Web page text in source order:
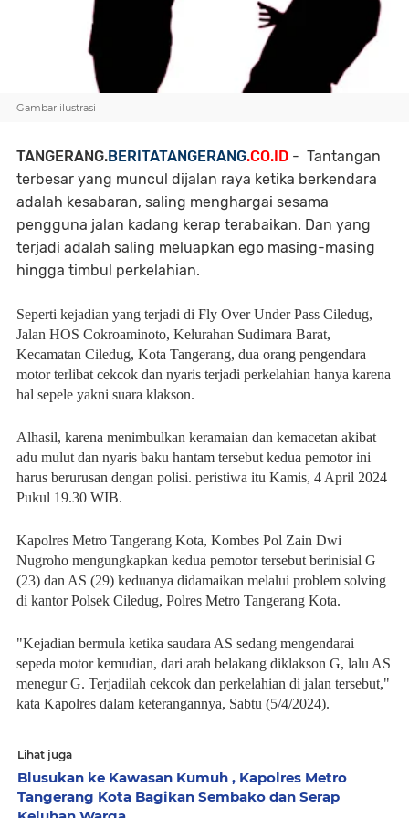
Gambar ilustrasi
TANGERANG.BERITATANGERANG.CO.ID - Tantangan
terbesar yang muncul dijalan raya ketika berkendara
adalah kesabaran, saling menghargai sesama
pengguna jalan kadang kerap terabaikan. Dan yang
terjadi adalah saling meluapkan ego masing-masing
hingga timbul perkelahian.
Seperti kejadian yang terjadi di Fly Over Under Pass Ciledug,
Jalan HOS Cokroaminoto, Kelurahan Sudimara Barat,
Kecamatan Ciledug, Kota Tangerang, dua orang pengendara
motor terlibat cekcok dan nyaris terjadi perkelahian hanya karena
hal sepele yakni suara klakson.
Alhasil, karena menimbulkan keramaian dan kemacetan akibat
adu mulut dan nyaris baku hantam tersebut kedua pemotor ini
harus berurusan dengan polisi. peristiwa itu Kamis, 4 April 2024
Pukul 19.30 WIB.
Kapolres Metro Tangerang Kota, Kombes Pol Zain Dwi
Nugroho mengungkapkan kedua pemotor tersebut berinisial G
(23) dan AS (29) keduanya didamaikan melalui problem solving
di kantor Polsek Ciledug, Polres Metro Tangerang Kota.
"Kejadian bermula ketika saudara AS sedang mengendarai
sepeda motor kemudian, dari arah belakang diklakson G, lalu AS
menegur G. Terjadilah cekcok dan perkelahian di jalan tersebut,"
kata Kapolres dalam keterangannya, Sabtu (5/4/2024).
Lihat juga
Blusukan ke Kawasan Kumuh , Kapolres Metro
Tangerang Kota Bagikan Sembako dan Serap